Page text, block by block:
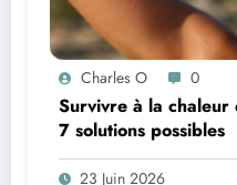
Charles O 0
Survivre à la chaleur
7 solutions possibles
23 Juin 2026